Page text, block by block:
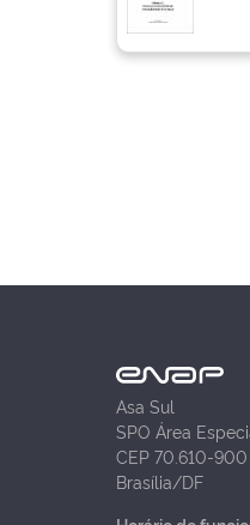
Asa Sul
SPO Área
CEP 70.610-900
Brasília/DF